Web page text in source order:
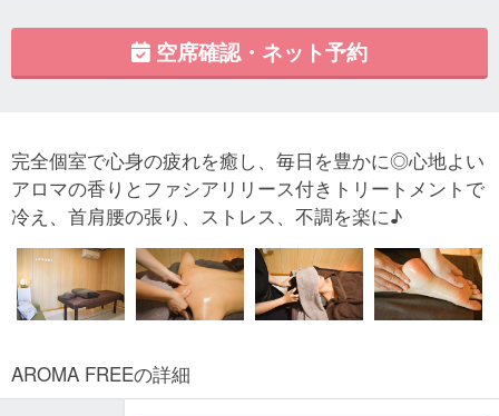
空席確認・ネット予約
完全個室で心身の疲れを癒し、毎日を豊かに◎心地よい
アロマの香りとファシアリリース付きトリートメントで
冷え、首肩腰の張り、ストレス、不調を楽に♪
AROMA FREEの詳細